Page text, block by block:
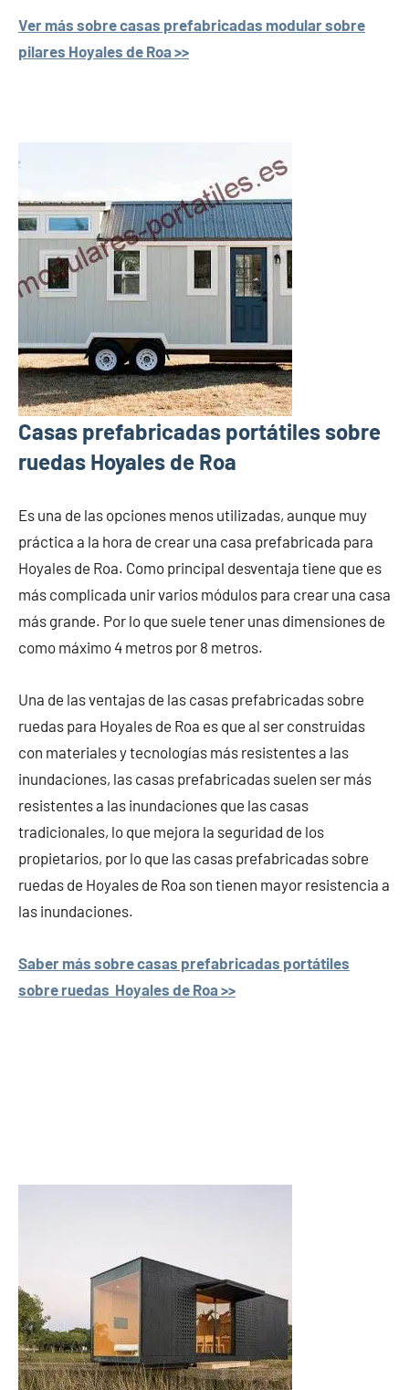
Ver más sobre casas prefabricadas modular sobre
pilares Hoyales de Roa >>
Casas prefabricadas portátiles sobre
ruedas Hoyales de Roa
Es una de las opciones menos utilizadas, aunque muy
práctica a la hora de crear una casa prefabricada para
Hoyales de Roa. Como principal desventaja tiene que es
más complicada unir varios módulos para crear una casa
más grande. Por lo que suele tener unas dimensiones de
como máximo 4 metros por 8 metros.
Una de las ventajas de las casas prefabricadas sobre
ruedas para Hoyales de Roa es que al ser construidas
con materiales y tecnologías más resistentes a las
inundaciones, las casas prefabricadas suelen ser más
resistentes a las inundaciones que las casas
tradicionales, lo que mejora la seguridad de los
propietarios, por lo que las casas prefabricadas sobre
ruedas de Hoyales de Roa son tienen mayor resistencia a
las inundaciones.
Saber más sobre casas prefabricadas portátiles
sobre ruedas Hoyales de Roa >>